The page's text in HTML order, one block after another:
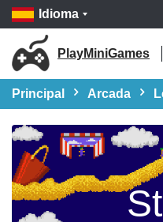
Idioma
PlayMiniGames
Principal Arcada